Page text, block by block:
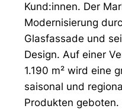
Kund:innen. Der
Modernisierung
Glasfassade und
Design. Auf einer
1.190 m² wird eine
saisonal und
Produkten